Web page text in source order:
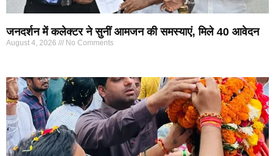
जनदर्शन में कलेक्टर ने सुनीं आमजन की समस्याएं, मिले 40 आवेदन
August 4, 2026 No Comments